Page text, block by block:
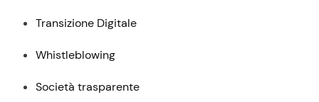
Transizione Digitale
Whistleblowing
Società trasparente